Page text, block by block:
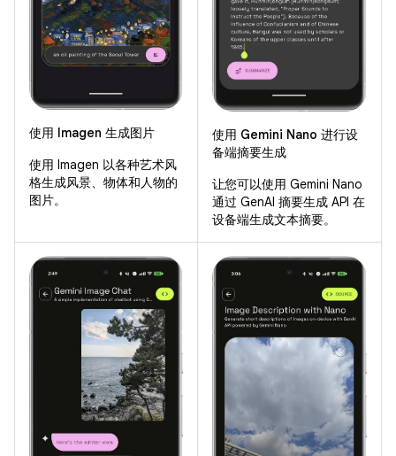
使用 Imagen 生成图片
使用 Imagen 以各种艺术风
格生成风景、物体和人物的
图片。
使用 Gemini Nano 进行设
备端摘要生成
让您可以使用 Gemini Nano
通过 GenAI 摘要生成 API 在
设备端生成文本摘要。